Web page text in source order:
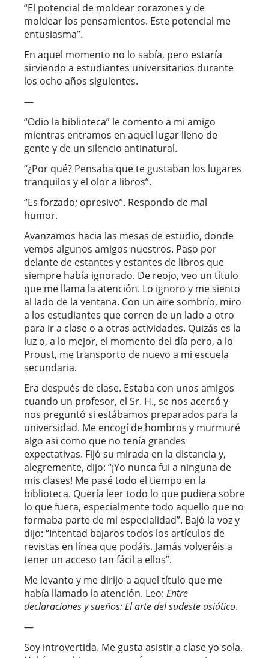
“El potencial de moldear corazones y de
moldear los pensamientos. Este potencial me
entusiasma”.
En aquel momento no lo sabía, pero estaría
sirviendo a estudiantes universitarios durante
los ocho años siguientes.
—
“Odio la biblioteca” le comento a mi amigo
mientras entramos en aquel lugar lleno de
gente y de un silencio antinatural.
“¿Por qué? Pensaba que te gustaban los lugares
tranquilos y el olor a libros”.
“Es forzado; opresivo”. Respondo de mal
humor.
Avanzamos hacia las mesas de estudio, donde
vemos algunos amigos nuestros. Paso por
delante de estantes y estantes de libros que
siempre había ignorado. De reojo, veo un título
que me llama la atención. Lo ignoro y me siento
al lado de la ventana. Con un aire sombrío, miro
a los estudiantes que corren de un lado a otro
para ir a clase o a otras actividades. Quizás es la
luz o, a lo mejor, el momento del día pero, a lo
Proust, me transporto de nuevo a mi escuela
secundaria.
Era después de clase. Estaba con unos amigos
cuando un profesor, el Sr. H., se nos acercó y
nos preguntó si estábamos preparados para la
universidad. Me encogí de hombros y murmuré
algo asi como que no tenía grandes
expectativas. Fijó su mirada en la distancia y,
alegremente, dijo: “¡Yo nunca fui a ninguna de
mis clases! Me pasé todo el tiempo en la
biblioteca. Quería leer todo lo que pudiera sobre
lo que fuera, especialmente todo aquello que no
formaba parte de mi especialidad”. Bajó la voz y
dijo: “Intentad bajaros todos los artículos de
revistas en línea que podáis. Jamás volveréis a
tener un acceso tan fácil a ellos”.
Me levanto y me dirijo a aquel título que me
había llamado la atención. Leo: Entre
declaraciones y sueños:El arte del sudeste asiático.
—
Soy introvertida. Me gusta asistir a clase yo sola.